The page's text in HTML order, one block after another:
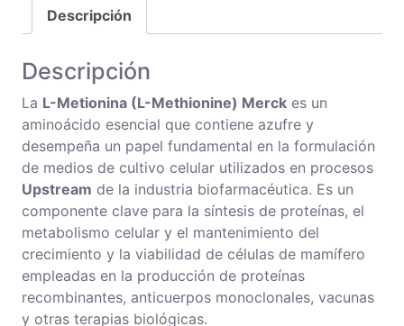
Descripción
Descripción
La L-Metionina (L-Methionine) Merck es un
aminoácido esencial que contiene azufre y
desempeña un papel fundamental en la formulación
de medios de cultivo celular utilizados en procesos
Upstream de la industria biofarmacéutica. Es un
componente clave para la síntesis de proteínas, el
metabolismo celular y el mantenimiento del
crecimiento y la viabilidad de células de mamífero
empleadas en la producción de proteínas
recombinantes, anticuerpos monoclonales, vacunas
y otras terapias biológicas.